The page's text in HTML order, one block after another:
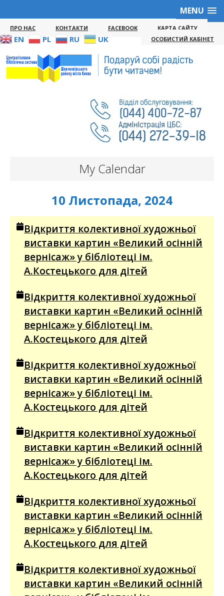
MENU
ПРО НАС КОНТАКТИ FACEBOOK КАРТА САЙТУ
EN PL RU UK ОСОБИСТИЙ КАБІНЕТ
My Calendar
10 Листопада, 2024
Відкриття колективної художньої
виставки картин «Великий осінній
вернісаж» у бібліотеці ім.
А.Костецького для дітей
Відкриття колективної художньої
виставки картин «Великий осінній
вернісаж» у бібліотеці ім.
А.Костецького для дітей
Відкриття колективної художньої
виставки картин «Великий осінній
вернісаж» у бібліотеці ім.
А.Костецького для дітей
Відкриття колективної художньої
виставки картин «Великий осінній
вернісаж» у бібліотеці ім.
А.Костецького для дітей
Відкриття колективної художньої
виставки картин «Великий осінній
вернісаж» у бібліотеці ім.
А.Костецького для дітей
Відкриття колективної художньої
виставки картин «Великий осінній